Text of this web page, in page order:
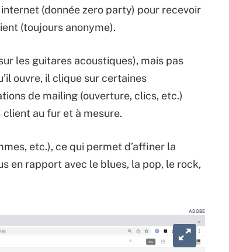
(donnée zero party) pour recevoir
(toujours anonyme).
les guitares acoustiques), mais pas
ouvre, il clique sur certaines
de mailing (ouverture, clics, etc.)
client au fur et à mesure.
etc.), ce qui permet d’affiner la
en rapport avec le blues, la pop, le rock,
ADOBE